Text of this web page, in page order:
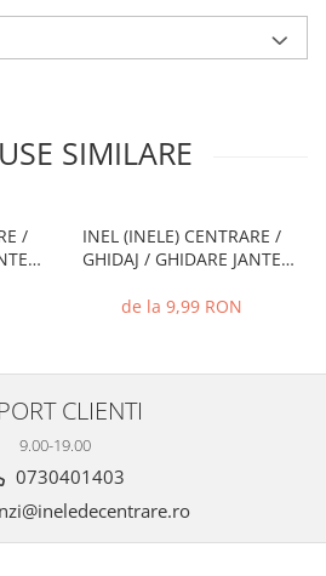
SIMILARE
/
INEL (INELE) CENTRARE /
GHIDAJ / GHIDARE JANTE
de la 9,99 RON
CLIENTI
9.00-19.00
0730401403